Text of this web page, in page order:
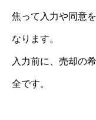
焦って入力や同意
なります。
入力前に、売却の
全です。